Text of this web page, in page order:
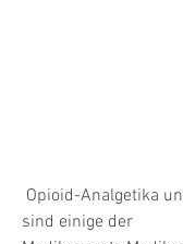
sind einige der